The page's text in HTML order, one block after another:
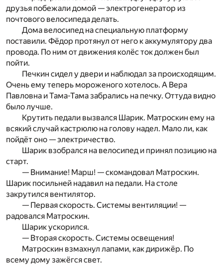
друзья побежали домой — электрогенератор из
почтового велосипеда делать.
Дома велосипед на специальную платформу
поставили. Фёдор протянул от него к аккумулятору два
провода. По ним от движения колёс ток должен был
пойти.
Печкин сидел у двери и наблюдал за происходящим.
Очень ему теперь мороженого хотелось. А Вера
Павловна и Тама-Тама забрались на печку. Оттуда видно
было лучше.
Крутить педали вызвался Шарик. Матроскин ему на
всякий случай кастрюлю на голову надел. Мало ли, как
пойдёт оно — электричество.
Шарик взобрался на велосипед и принял позицию на
старт.
— Внимание! Марш! — скомандовал Матроскин.
Шарик посильней надавил на педали. На столе
закрутился вентилятор.
— Первая скорость. Системы вентиляции! —
радовался Матроскин.
Шарик ускорился.
— Вторая скорость. Системы освещения!
Матроскин взмахнул лапами, как дирижёр. По
всему дому зажёгся свет.